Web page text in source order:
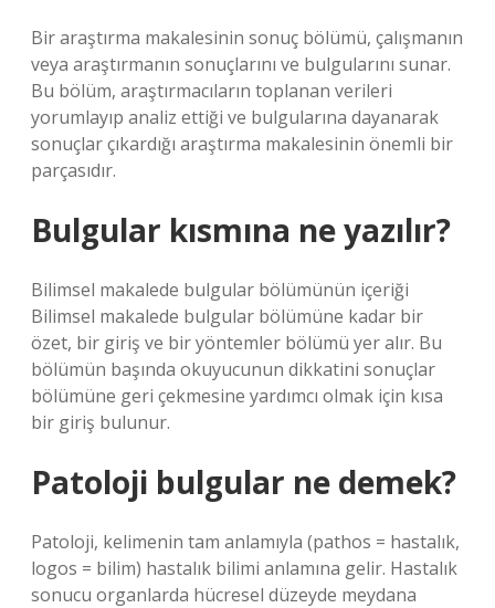
Bir araştırma makalesinin sonuç bölümü, çalışmanın
veya araştırmanın sonuçlarını ve bulgularını sunar.
Bu bölüm, araştırmacıların toplanan verileri
yorumlayıp analiz ettiği ve bulgularına dayanarak
sonuçlar çıkardığı araştırma makalesinin önemli bir
parçasıdır.
Bulgular kısmına ne yazılır?
Bilimsel makalede bulgular bölümünün içeriği
Bilimsel makalede bulgular bölümüne kadar bir
özet, bir giriş ve bir yöntemler bölümü yer alır. Bu
bölümün başında okuyucunun dikkatini sonuçlar
bölümüne geri çekmesine yardımcı olmak için kısa
bir giriş bulunur.
Patoloji bulgular ne demek?
Patoloji, kelimenin tam anlamıyla (pathos = hastalık,
logos = bilim) hastalık bilimi anlamına gelir. Hastalık
sonucu organlarda hücresel düzeyde meydana